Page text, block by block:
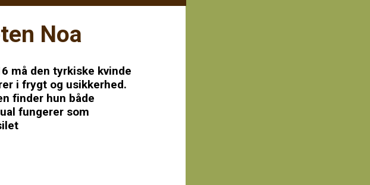
Noa
må den tyrkiske kvinde
i frygt og usikkerhed.
finder hun både
fungerer som